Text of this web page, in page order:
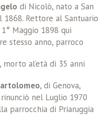
di Nicolò, nato a San
Rettore al Santuario
Maggio 1898 qui
stesso anno, parroco
, morto al’età di 35 anni
, di Genova,
nel Luglio 1970
parrocchia di Priaruggia